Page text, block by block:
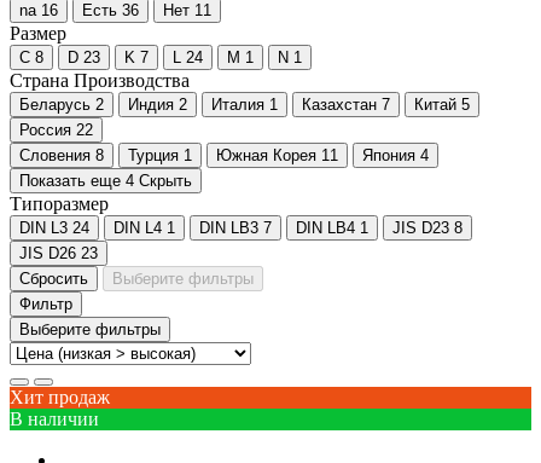
na 16 Есть 36 Нет 11
Размер
C 8 D 23 K 7 L 24 M 1 N 1
Страна Производства
Беларусь 2 Индия 2 Италия 1 Казахстан 7 Китай 5
Россия 22
Словения 8 Турция 1 Южная Корея 11 Япония 4
Показать еще 4 Скрыть
Типоразмер
DIN L3 24 DIN L4 1 DIN LB3 7 DIN LB4 1 JIS D23 8
JIS D26 23
Сбросить
Выберите фильтры
Фильтр
Выберите фильтры
Хит продаж
В наличии